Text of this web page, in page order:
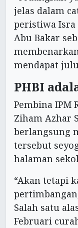
jelas dalam
peristiwa
Abu Bakar
mendapat
PHBI
Pembina IPM
Ziham Azhar
berlangsung
tersebut
halaman
“Akan tetapi
Salah satu
Februari